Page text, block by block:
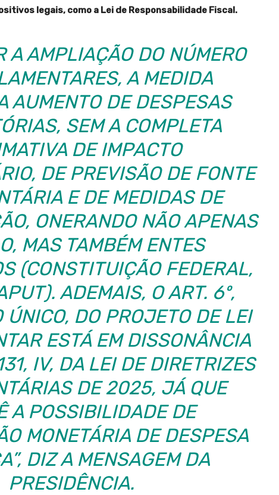
legais, como a Lei de Responsabilidade Fiscal.
A AMPLIAÇÃO DO NÚMERO
A MEDIDA
AUMENTO DE DESPESAS
SEM A COMPLETA
DE IMPACTO
DE PREVISÃO DE FONTE
E DE MEDIDAS DE
ONERANDO NÃO APENAS
MAS TAMBÉM ENTES
(CONSTITUIÇÃO FEDERAL,
ADEMAIS, O ART. 6º,
ÚNICO, DO PROJETO DE LEI
ESTÁ EM DISSONÂNCIA
IV, DA LEI DE DIRETRIZES
DE 2025, JÁ QUE
A POSSIBILIDADE DE
MONETÁRIA DE DESPESA
DIZ A MENSAGEM DA
PRESIDÊNCIA.